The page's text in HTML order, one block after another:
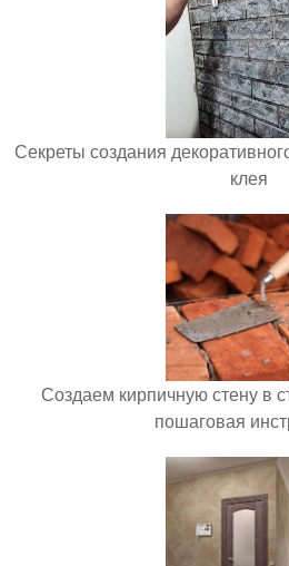
Секреты создания
клея
Создаем кирпичную стену в
пошаговая